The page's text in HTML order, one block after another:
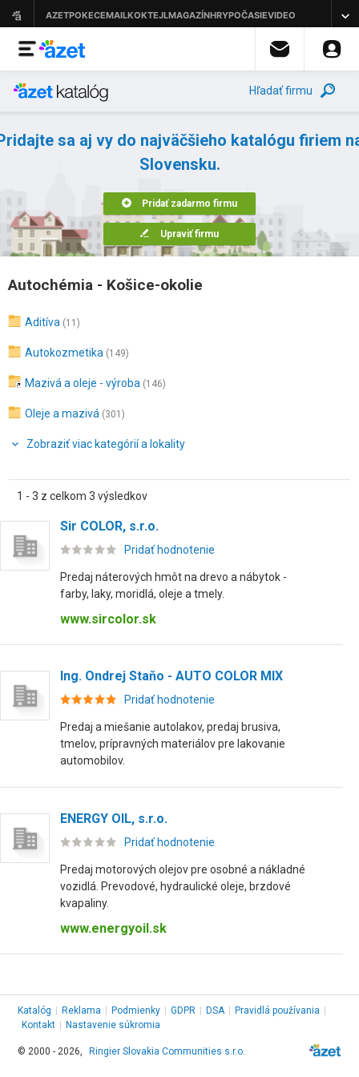
Hľadať firmu
sa aj vy do najväčšieho katalógu firiem
Slovensku.
Pridať zadarmo firmu
Upraviť firmu
Autochémia - Košice-okolie
Aditíva (11)
Autokozmetika (149)
Mazivá a oleje - výroba (146)
Oleje a mazivá (301)
Zobraziť viac kategórií a lokality
1 - 3 z celkom 3 výsledkov
Sir COLOR, s.r.o.
Pridať hodnotenie
Predaj náterových hmôt na drevo a nábytok -
farby, laky, moridlá, oleje a tmely.
www.sircolor.sk
Ing. Ondrej Staňo - AUTO COLOR MIX
Pridať hodnotenie
Predaj a miešanie autolakov, predaj brusiva,
tmelov, prípravných materiálov pre lakovanie
automobilov.
ENERGY OIL, s.r.o.
Pridať hodnotenie
Predaj motorových olejov pre osobné a nákladné
vozidlá. Prevodové, hydraulické oleje, brzdové
kvapaliny.
www.energyoil.sk
Katalóg Reklama Podmienky GDPR DSA Pravidlá používania
Kontakt
Nastavenie súkromia
© 2000 - 2026, Ringier Slovakia Communities s.r.o.